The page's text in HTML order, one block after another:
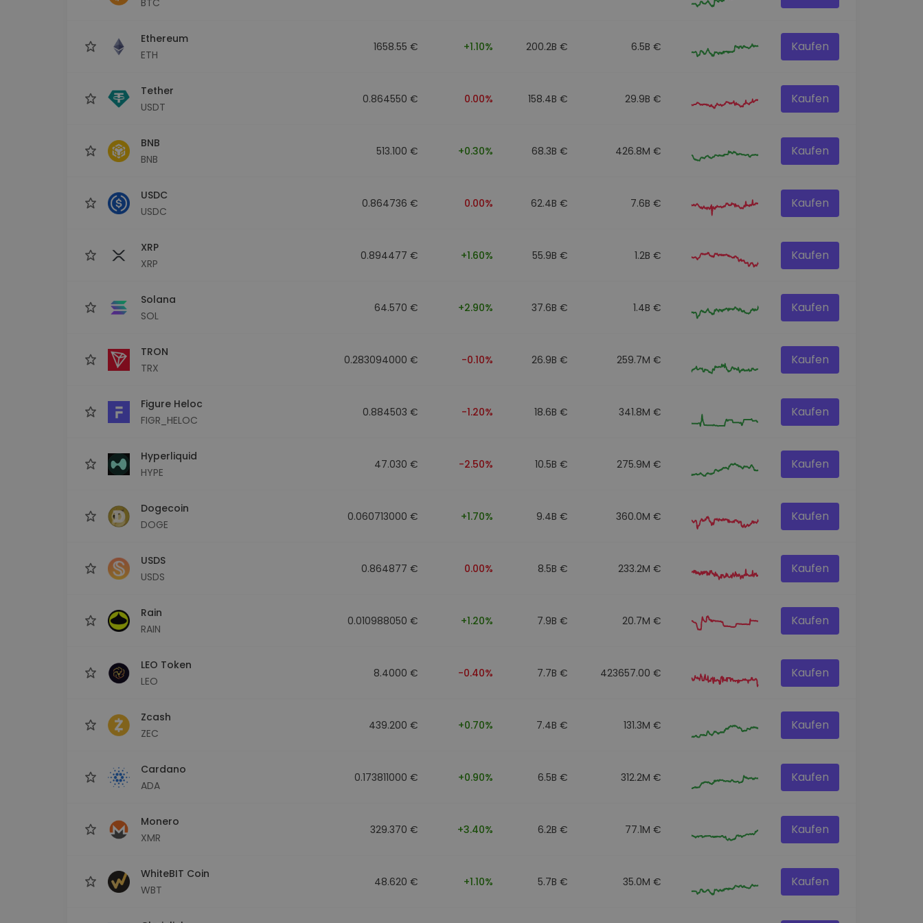
Finde deine Krypto-Strategie
Ethereum
ETH
1658.55 € +1.10% 200.2B € 6.5B € Kaufen
Tether
USDT
0.864550 € 0.00% 158.4B € 29.9B € Kaufen
BNB
BNB
513.100 € +0.30% 68.3B € 426.8M € Kaufen
USDC
USDC
0.864736 € 0.00% 62.4B € 7.6B € Kaufen
XRP
XRP
0.894477 € +1.60% 55.9B € 1.2B € Kaufen
Solana
SOL
64.570 € +2.90% 37.6B € 1.4B € Kaufen
TRON
TRX
0.283094000 € -0.10% 26.9B € 259.7M € Kaufen
Figure Heloc
FIGR_HELOC
0.884503 € -1.20% 18.6B € 341.8M € Kaufen
Hyperliquid
HYPE
47.030 € -2.50% 10.5B € 275.9M € Kaufen
Dogecoin
DOGE
0.060713000 € +1.70% 9.4B € 360.0M € Kaufen
USDS
USDS
0.864877 € 0.00% 8.5B € 233.2M € Kaufen
Rain
RAIN
0.010988050 € +1.20% 7.9B € 20.7M € Kaufen
LEO Token
LEO
8.4000 € -0.40% 7.7B € 423657.00 € Kaufen
Zcash
ZEC
439.200 € +0.70% 7.4B € 131.3M € Kaufen
Cardano
ADA
0.173811000 € +0.90% 6.5B € 312.2M € Kaufen
Monero
XMR
329.370 € +3.40% 6.2B € 77.1M € Kaufen
WhiteBIT Coin
WBT
48.620 € +1.10% 5.7B € 35.0M € Kaufen